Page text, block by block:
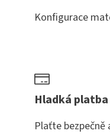
Konfigurace
Hladká platba
Plaťte bezpečně